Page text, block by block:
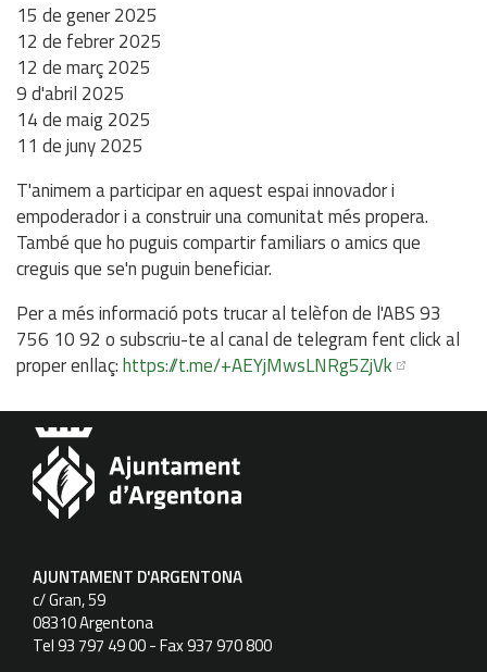
15 de gener 2025
12 de febrer 2025
12 de març 2025
9 d'abril 2025
14 de maig 2025
11 de juny 2025
T'animem a participar en aquest espai innovador i
empoderador i a construir una comunitat més propera.
També que ho puguis compartir familiars o amics que
creguis que se'n puguin beneficiar.
Per a més informació pots trucar al telèfon de l'ABS 93
756 10 92 o subscriu-te al canal de telegram fent click al
proper enllaç:https://t.me/+AEYjMwsLNRg5ZjVk
AJUNTAMENT D'ARGENTONA
c/ Gran, 59
08310 Argentona
Tel 93 797 49 00 - Fax 937 970 800